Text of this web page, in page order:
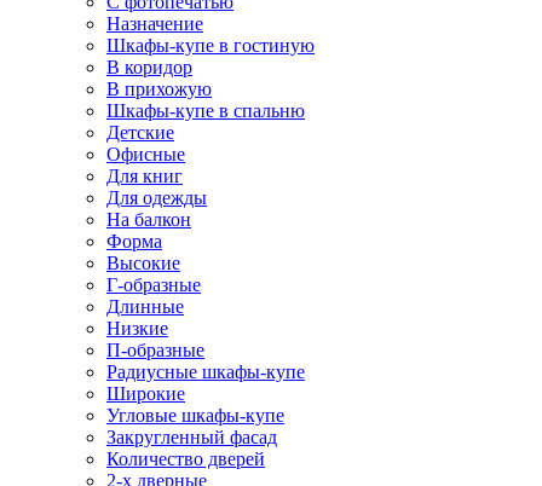
Назначение
Шкафы-купе в гостиную
В коридор
В прихожую
Шкафы-купе в спальню
Детские
Офисные
Для книг
Для одежды
На балкон
Форма
Высокие
Г-образные
Длинные
Низкие
П-образные
Радиусные шкафы-купе
Широкие
Угловые шкафы-купе
Закругленный фасад
Количество дверей
2-х дверные